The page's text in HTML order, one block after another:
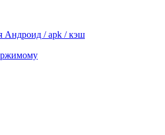
Андроид / apk / кэш